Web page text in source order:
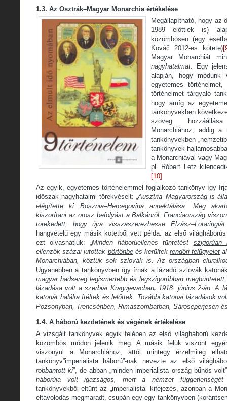
1.3. Az Osztrák–Magyar Monarchia értékelése
Megállapítható, hogy az
1989 előttiek is)
közömbösen (egy
Kováč 2012-es kötete)
Magyar Monarchiát
nagyhatalmat . Egy
alapján, hogy
egyetemes
történelmet tárgyaló
hogy amíg az
tankönyvekben
szöveg
Monarchiához, addig a
tankönyvekben
tankönyvek
a Monarchiával vagy
pl. Róbert Letz
[10]
Az egyik, egyetemes történelemmel foglalkozó tankönyv így
időszak nagyhatalmi törekvéseit: „Ausztria–Magyarország is
elégítette ki Bosznia–Hercegovina annektálása. Meg
kiszorítani az orosz befolyást a Balkánról. Franciaország
törekedett, hogy újra visszaszerezhesse Elzász–Lotaringiát
hangvételű egy másik kötetből vett példa: az első
ezt olvashatjuk: „Minden háborúellenes tüntetést
szigorúan
ellenzők százai jutottak börtönbe és kerültek rendőri felügyelet
Monarchiában, köztük sok szlovák is. Az országban
Ugyanebben a tankönyvben így írnak a lázadó szlovák
magyar hadsereg legismertebb és legszigorúbban
lázadása volt a szerbiai Kragujevacban, 1918. június 2-án. A
katonát halálra ítéltek és lelőttek. További katonai lázadások
Pozsonyban, Trencsénben, Rimaszombatban, Sároseperjesen
1.4. A háború kezdetének és végének értékelése
A vizsgált tankönyvek egyik felében az első világháború
közömbös módon jelenik meg. A másik felük viszont
viszonyul a Monarchiához, attól mintegy érzelmileg
tankönyv”imperialista háború”-nak nevezte az első
robbantott ki”, de abban „minden imperialista ország bűnös
háborúja volt igazságos, mert a nemzet függetlenségét
tankönyvekből eltűnt az „imperialista” kifejezés, azonban a
eltávolodás megmaradt, csupán egy-egy tankönyvben